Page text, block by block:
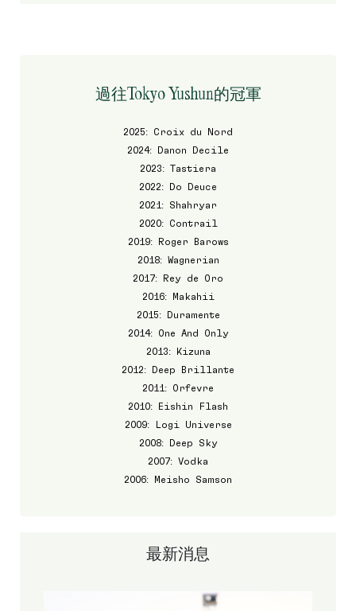
過往Tokyo Yushun的冠軍
2025: Croix du Nord
2024: Danon Decile
2023: Tastiera
2022: Do Deuce
2021: Shahryar
2020: Contrail
2019: Roger Barows
2018: Wagnerian
2017: Rey de Oro
2016: Makahii
2015: Duramente
2014: One And Only
2013: Kizuna
2012: Deep Brillante
2011: Orfevre
2010: Eishin Flash
2009: Logi Universe
2008: Deep Sky
2007: Vodka
2006: Meisho Samson
最新消息